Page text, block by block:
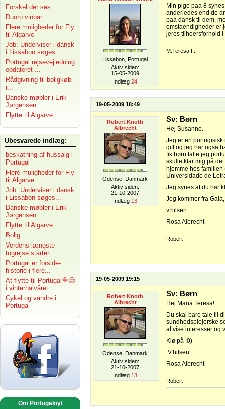
Forskel der ses
Duoro vinbar
Flere muligheder for Fly
til Algarve
Job: Underviser i dansk
i Lissabon søges...
Portugal rejsevejledning
opdateret ...
Rådgivning til boligkøb
i...
Danske møbler i Erik
Jørgensen...
Flytte til Algarve
Ubesvarede indlæg:
beskatning af hussalg i
Portugal
Flere muligheder for Fly
til Algarve
Job: Underviser i dansk
i Lissabon søges...
Danske møbler i Erik
Jørgensen...
Flytte til Algarve
Bolig
Verdens længste
togrejse starter...
Portugal er forside-
historie i flere...
At flytte til Portugal🌞😊
i vinterhalvåret
Cykel og vandre i
Portugal
Om Portugalnyt
Lissabon, Portugal
Aktiv siden:
15-05-2009
Indlæg 24
Min pige paa 8
anderledes end de
paa dansk til dem,
omstaendigheder er
jeres tilhoersforhold
M.Teresa F.
19-05-2009 18:49
Robert Knoth
Albrecht
Odense, Danmark
Aktiv siden:
21-10-2007
Indlæg 13
Sv: Børn
Hej Susanne.
Jeg er en
gift og jeg har også
fik børn talte jeg
skulle klar mig på
hjemme hos
Universidade de
Jeg synes at du har
Jeg kommer fra
v.hilsen
Rosa Albrecht
Robert
19-05-2009 19:15
Robert Knoth
Albrecht
Odense, Danmark
Aktiv siden:
21-10-2007
Indlæg 13
Sv: Børn
Hej Maria Teresa!
Du skal bare tale til
sundhedsplejerske
at vise interesser og
Klø på :0)
V.hilsen
Rosa Albrecht
Robert